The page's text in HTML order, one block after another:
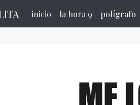
inicio la hora 9 polígrafo